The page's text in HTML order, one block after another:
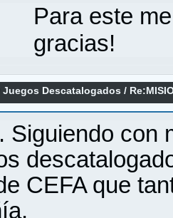
Para este
gracias!
Juegos Descatalogados /
Siguiendo con
CEFA que